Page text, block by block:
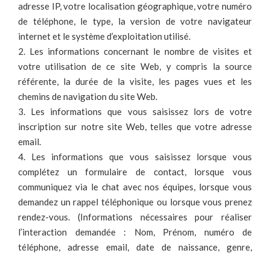
adresse IP, votre localisation géographique, votre numéro
de téléphone, le type, la version de votre navigateur
internet et le système d’exploitation utilisé.
2. Les informations concernant le nombre de visites et
votre utilisation de ce site Web, y compris la source
référente, la durée de la visite, les pages vues et les
chemins de navigation du site Web.
3. Les informations que vous saisissez lors de votre
inscription sur notre site Web, telles que votre adresse
email.
4. Les informations que vous saisissez lorsque vous
complétez un formulaire de contact, lorsque vous
communiquez via le chat avec nos équipes, lorsque vous
demandez un rappel téléphonique ou lorsque vous prenez
rendez-vous. (Informations nécessaires pour réaliser
l’interaction demandée : Nom, Prénom, numéro de
téléphone, adresse email, date de naissance, genre,